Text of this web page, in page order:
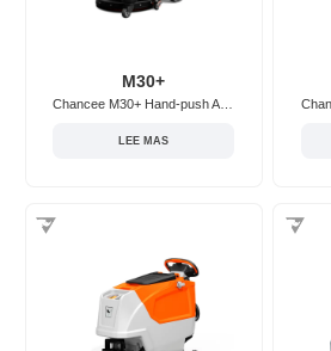
M30+
LEE MAS